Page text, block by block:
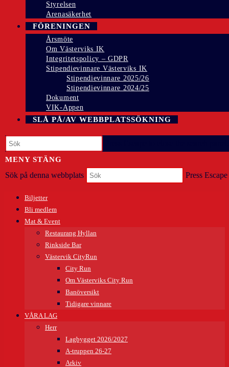
Styrelsen
Arenasäkerhet
FÖRENINGEN
Årsmöte
Om Västerviks IK
Integritetspolicy – GDPR
Stipendievinnare Västerviks IK
Stipendievinnare 2025/26
Stipendievinnare 2024/25
Dokument
VIK-Appen
SLÅ PÅ/AV WEBBPLATSSÖKNING
MENY STÄNG
Sök på denna webbplats Press
Biljetter
Bli medlem
Mat & Event
Restaurang Hyllan
Rinkside Bar
Västervik CityRun
City Run
Om Västerviks City Run
Banöversikt
Tidigare vinnare
VÅRA LAG
Herr
Lagbygget 2026/2027
A-truppen 26-27
Arkiv